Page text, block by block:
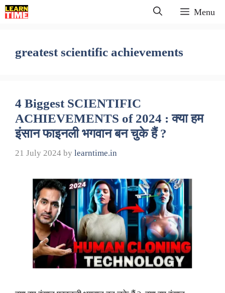
Skip
to
Menu
greatest scientific achievements
4 Biggest SCIENTIFIC
ACHIEVEMENTS of 2024 : क्या हम
इंसान फाइनली भगवान बन चुके हैं ?
21 July 2024 by learntime.in